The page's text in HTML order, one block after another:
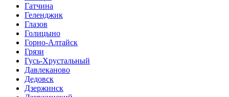
Гатчина
Геленджик
Глазов
Голицыно
Горно-Алтайск
Грязи
Гусь-Хрустальный
Давлеканово
Дедовск
Дзержинск